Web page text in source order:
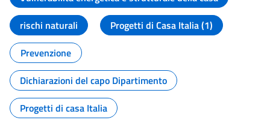
rischi naturali
Progetti di Casa Italia (1)
Prevenzione
Dichiarazioni del capo Dipartimento
Progetti di casa Italia